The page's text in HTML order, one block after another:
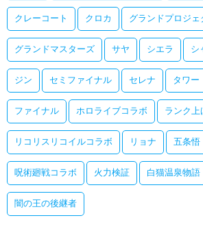
クレーコート クロカ グランドプロジェ
グランドマスターズ サヤ シエラ シ
ジン セミファイナル セレナ タワー
ファイナル ホロライブコラボ ランク上
リコリスリコイルコラボ リョナ 五条悟
呪術廻戦コラボ 火力検証 白猫温泉物語
闇の王の後継者